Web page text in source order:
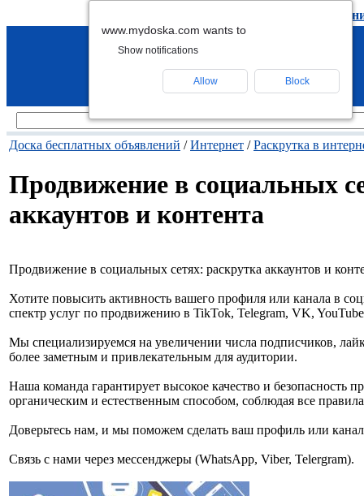
удалить
Доска бесплатных объявлений /Интернет /Раскрутка в
Продвижение в социальных
аккаунтов и контента
Продвижение в социальных сетях: раскрутка аккаунтов и
Хотите повысить активность вашего профиля или канала в
спектр услуг по продвижению в TikTok, Telegram, VK,
Мы специализируемся на увеличении числа подписчиков,
более заметным и привлекательным для аудитории.
Наша команда гарантирует высокое качество и безопасность
органическим и естественным способом, соблюдая все
Доверьтесь нам, и мы поможем сделать ваш профиль или
Связь с нами через мессенджеры (WhatsApp, Viber, Telergram).
www.mydoska.com wants to
Show notifications
Allow Block